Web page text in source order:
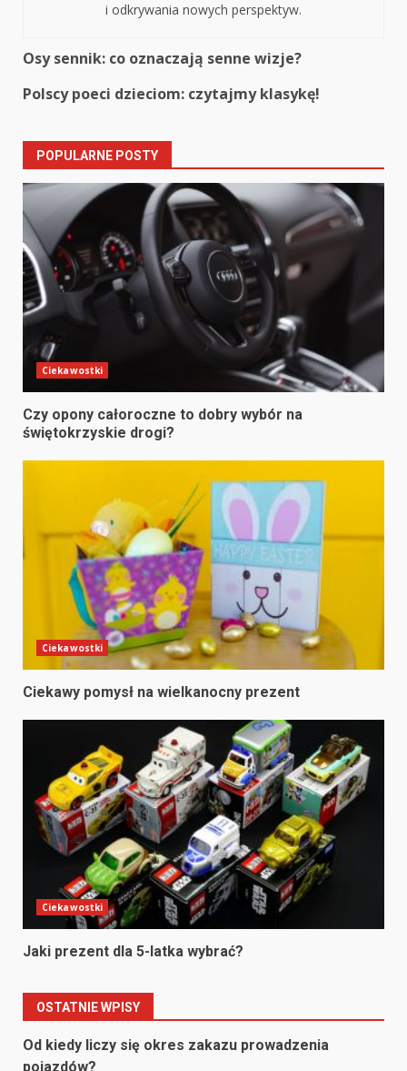
i odkrywania nowych perspektyw.
Continue
Reading
Osy sennik: co oznaczają senne wizje?
Polscy poeci dzieciom: czytajmy klasykę!
POPULARNE POSTY
Ciekawostki
Czy opony całoroczne to dobry wybór na
świętokrzyskie drogi?
Ciekawostki
Ciekawy pomysł na wielkanocny prezent
Ciekawostki
Jaki prezent dla 5-latka wybrać?
OSTATNIE WPISY
Od kiedy liczy się okres zakazu prowadzenia
pojazdów?